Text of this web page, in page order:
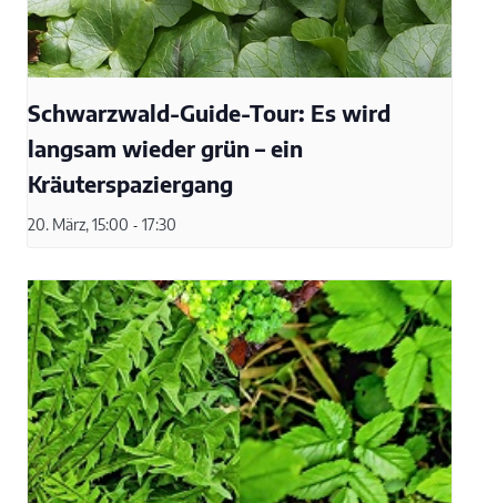
Schwarzwald-Guide-Tour: Es wird
langsam wieder grün – ein
Kräuterspaziergang
20. März, 15:00 - 17:30